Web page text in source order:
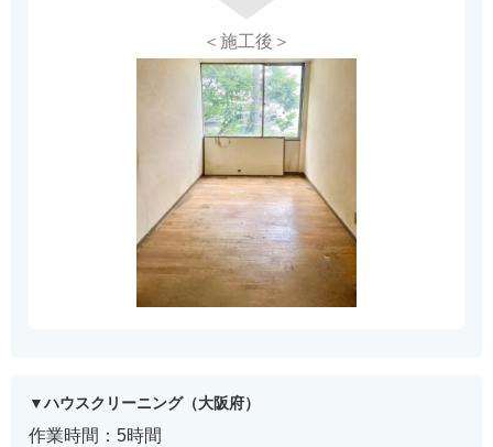
＜施工後＞
ハウスクリーニング（大阪府）
作業時間：5時間